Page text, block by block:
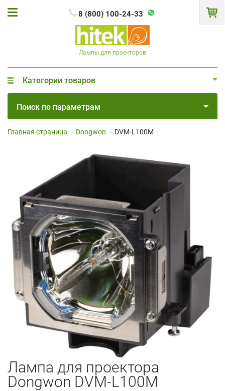
8 (800) 100-24-33
Лампы для проекторов
Категории товаров
Поиск по параметрам
Главная страница - Dongwon - DVM-L100M
Лампа для проектора
Dongwon DVM-L100M